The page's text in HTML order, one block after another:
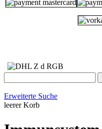
Erweiterte Suche
leerer Korb